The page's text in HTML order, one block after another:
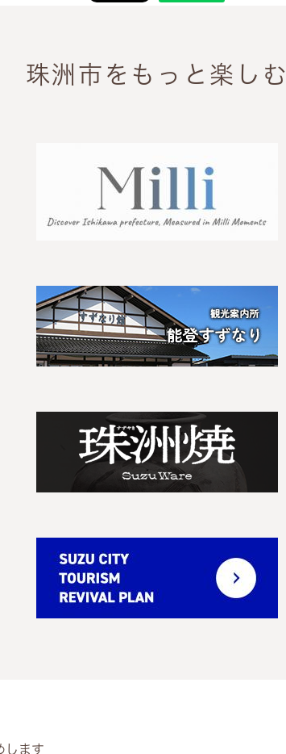
珠洲市をもっと楽しむ
します